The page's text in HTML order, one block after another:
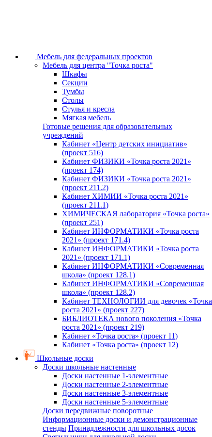
Мебель для федеральных проектов
Мебель для центра "Точка роста"
Шкафы
Секции
Тумбы
Столы
Стулья и кресла
Мягкая мебель
Готовые решения для образовательных
учреждений
Кабинет «Центр детских инициатив»
(проект 516)
Кабинет ФИЗИКИ «Точка роста 2021»
(проект 174)
Кабинет ФИЗИКИ «Точка роста 2021»
(проект 211.2)
Кабинет ХИМИИ «Точка роста 2021»
(проект 211.1)
ХИМИЧЕСКАЯ лаборатория «Точка роста»
(проект 251)
Кабинет ИНФОРМАТИКИ «Точка роста
2021» (проект 171.4)
Кабинет ИНФОРМАТИКИ «Точка роста
2021» (проект 171.1)
Кабинет ИНФОРМАТИКИ «Современная
школа» (проект 128.1)
Кабинет ИНФОРМАТИКИ «Современная
школа» (проект 128.2)
Кабинет ТЕХНОЛОГИИ для девочек «Точка
роста 2021» (проект 227)
БИБЛИОТЕКА нового поколения «Точка
роста 2021» (проект 219)
Кабинет «Точка роста» (проект 11)
Кабинет «Точка роста» (проект 12)
Школьные доски
Доски школьные настенные
Доски настенные 1-элементные
Доски настенные 2-элементные
Доски настенные 3-элементные
Доски настенные 5-элементные
Доски передвижные поворотные
Информационные доски и демонстрационные
стенды Принадлежности для школьных досок